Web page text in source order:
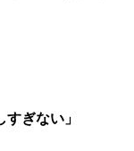
ぎない」